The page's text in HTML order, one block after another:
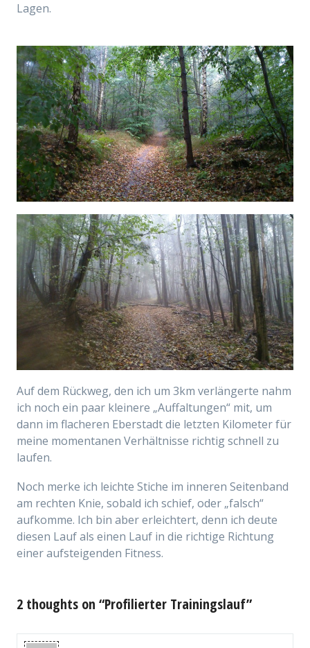
Lagen.
Auf dem Rückweg, den ich um 3km verlängerte nahm
ich noch ein paar kleinere „Auffaltungen“ mit, um
dann im flacheren Eberstadt die letzten Kilometer für
meine momentanen Verhältnisse richtig schnell zu
laufen.
Noch merke ich leichte Stiche im inneren Seitenband
am rechten Knie, sobald ich schief, oder „falsch“
aufkomme. Ich bin aber erleichtert, denn ich deute
diesen Lauf als einen Lauf in die richtige Richtung
einer aufsteigenden Fitness.
2 thoughts on “Profilierter Trainingslauf”